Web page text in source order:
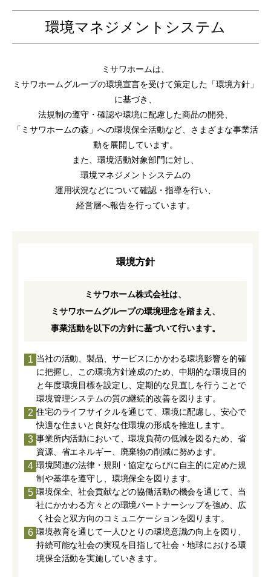
環境マネジメントシステム
ミサワホームは、
ミサワホームグループの環境宣言を受けて策定した「環境方針」
に基づき、
法規制の遵守・確認や環境に配慮した商品の開発、
「ミサワホームの森」への環境保全活動など、さまざまな事業活
動を展開しています。
また、環境活動対象部門に対し、
環境マネジメントシステムの
運用状況などについて確認・指導を行い、
経営層へ報告を行っています。
環境方針
ミサワホーム株式会社は、
ミサワホームグループの環境理念を踏まえ、
事業活動を以下の方針に基づいて行います。
1 当社の活動、製品、サービスにかかわる環境影響を的確
に把握し、この環境方針達成のため、中期的な環境目的
と年度環境目標を設定し、定期的な見直しを行うことで
環境管理システムの質の継続的改善を図ります。
2 住宅のライフサイクルを通じて、環境に配慮し、安心で
快適な住まいと良好な住環境の形成を推進します。
3 事業所内活動において、環境負荷の低減を図るため、省
資源、省エネルギー、廃棄物の削減に努めます。
4 環境関連の法律・規則・協定ならびに自主的に定めた規
制や基準を遵守し、環境保全を図ります。
5 環境保全、社会貢献などの協働活動の機会を通じて、当
社にかかわる方々との環境パートナーシップを強め、広
く社会と双方向のコミュニケーションを図ります。
6 環境教育を通じて一人ひとりの環境意識の向上を図り、
持続可能な社会の実現を目指して社会・地球における環
境保全活動を実施していきます。